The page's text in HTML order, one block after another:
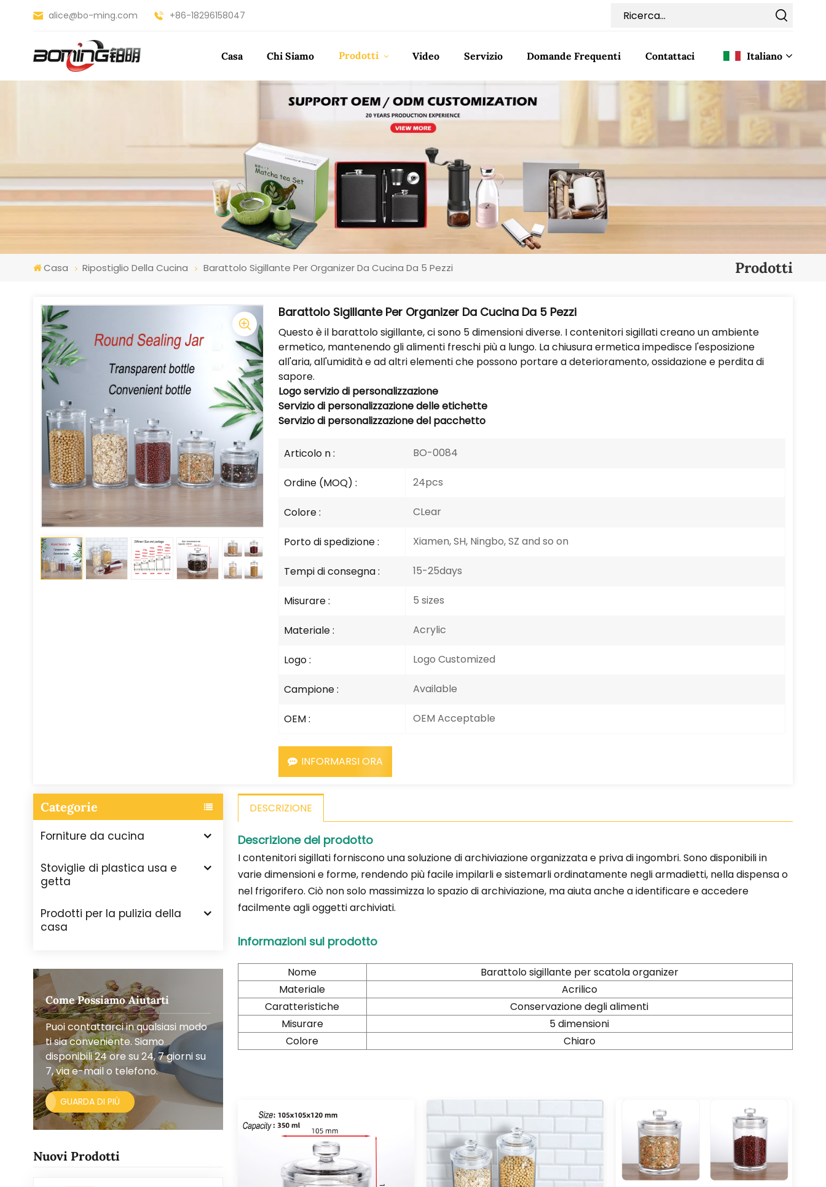
alice@bo-ming.com +86-18296158047
Casa Chi Siamo Prodotti Video Servizio Domande Frequenti Contattaci Italiano
English
Français
Español
Türkçe
العربية
Casa Ripostiglio Della Cucina Barattolo Sigillante Per Organizer Da Cucina Da 5 Pezzi Prodotti
Barattolo Sigillante Per Organizer Da Cucina Da 5 Pezzi
Questo è il barattolo sigillante, ci sono 5 dimensioni diverse. I contenitori sigillati creano un ambiente
ermetico, mantenendo gli alimenti freschi più a lungo. La chiusura ermetica impedisce l'esposizione
all'aria, all'umidità e ad altri elementi che possono portare a deterioramento, ossidazione e perdita di
sapore.
Logoservizio di personalizzazione
Servizio di personalizzazione delle etichette
Servizio di personalizzazione del pacchetto
Articolo n : BO-0084
Ordine (MOQ) : 24pcs
Colore : CLear
Porto di spedizione : Xiamen, SH, Ningbo, SZ and so on
Tempi di consegna : 15-25days
Misurare : 5 sizes
Materiale : Acrylic
Logo : Logo Customized
Campione : Available
OEM : OEM Acceptable
INFORMARSI ORA
Categorie
Forniture da cucina
Stoviglie di plastica usa e
getta
Prodotti per la pulizia della
casa
Come Possiamo Aiutarti
Puoi contattarci in qualsiasi modo
ti sia conveniente. Siamo
disponibili 24 ore su 24, 7 giorni su
7, via e-mail o telefono.
GUARDA DI PIÙ
Nuovi Prodotti
DESCRIZIONE
Descrizione del prodotto
I contenitori sigillati forniscono una soluzione di archiviazione organizzata e priva di ingombri. Sono disponibili in
varie dimensioni e forme, rendendo più facile impilarli e sistemarli ordinatamente negli armadietti, nella dispensa o
nel frigorifero. Ciò non solo massimizza lo spazio di archiviazione, ma aiuta anche a identificare e accedere
facilmente agli oggetti archiviati.
Informazioni sul prodotto
Nome
Barattolo sigillante per scatola organizer
Materiale
Acrilico
Caratteristiche
Conservazione degli alimenti
Misurare
5 dimensioni
Colore
Chiaro